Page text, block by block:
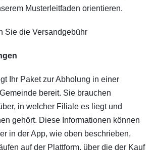
Musterleitfaden orientieren.
Sie die Versandgebühr
Ihr Paket zur Abholung in einer
bereit. Sie brauchen
in welcher Filiale es liegt und
gehört. Diese Informationen können
in der App, wie oben beschrieben,
auf der Plattform, über die der Kauf